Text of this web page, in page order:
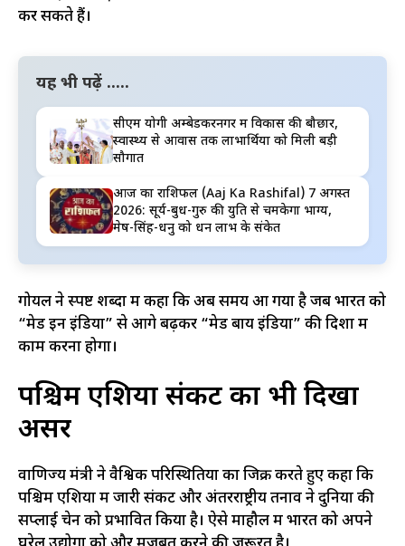
कर सकते हैं।
यह भी पढ़ें .....
सीएम योगी अम्बेडकरनगर में विकास की बौछार,
स्वास्थ्य से आवास तक लाभार्थियों को मिली बड़ी
सौगात
आज का राशिफल (Aaj Ka Rashifal) 7 अगस्त
2026: सूर्य-बुध-गुरु की युति से चमकेगा भाग्य,
मेष-सिंह-धनु को धन लाभ के संकेत
गोयल ने स्पष्ट शब्दों में कहा कि अब समय आ गया है जब भारत को
“मेड इन इंडिया” से आगे बढ़कर “मेड बाय इंडिया” की दिशा में
काम करना होगा।
पश्चिम एशिया संकट का भी दिखा
असर
वाणिज्य मंत्री ने वैश्विक परिस्थितियों का जिक्र करते हुए कहा कि
पश्चिम एशिया में जारी संकट और अंतरराष्ट्रीय तनाव ने दुनिया की
सप्लाई चेन को प्रभावित किया है। ऐसे माहौल में भारत को अपने